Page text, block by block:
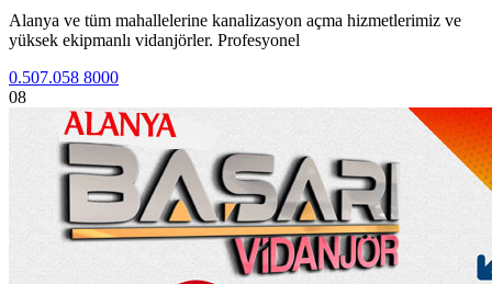
Alanya ve tüm mahallelerine kanalizasyon açma hizmetlerimiz ve
yüksek ekipmanlı vidanjörler. Profesyonel
0.507.058 8000
08